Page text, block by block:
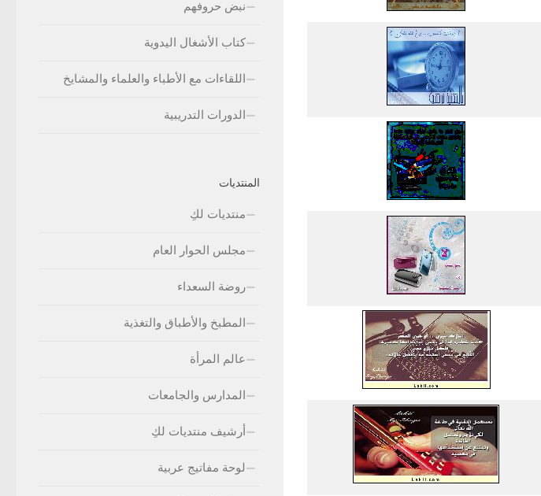
نبض حروفهم
كتاب الأشغال اليدوية
اللقاءات مع الأطباء والعلماء والمشايخ
الدورات التدريبية
المنتديات
منتديات لكِ
مجلس الحوار العام
روضة السعداء
المطبخ والأطباق والتغذية
عالم المرأة
المدارس والجامعات
أرشيف منتديات لكِ
لوحة مفاتيج عربية